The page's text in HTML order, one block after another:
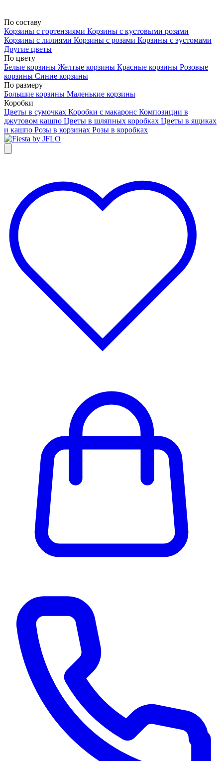
По составу
Корзины с гортензиями Корзины с кустовыми розами
Корзины с лилиями Корзины с розами Корзины с эустомами
Другие цветы
По цвету
Белые корзины Желтые корзины Красные корзины Розовые
корзины Синие корзины
По размеру
Большие корзины Маленькие корзины
Коробки
Цветы в сумочках Коробки с макаронс Композиции в
джутовом кашпо Цветы в шляпных коробках Цветы в ящиках
и кашпо Розы в корзинах Розы в коробках